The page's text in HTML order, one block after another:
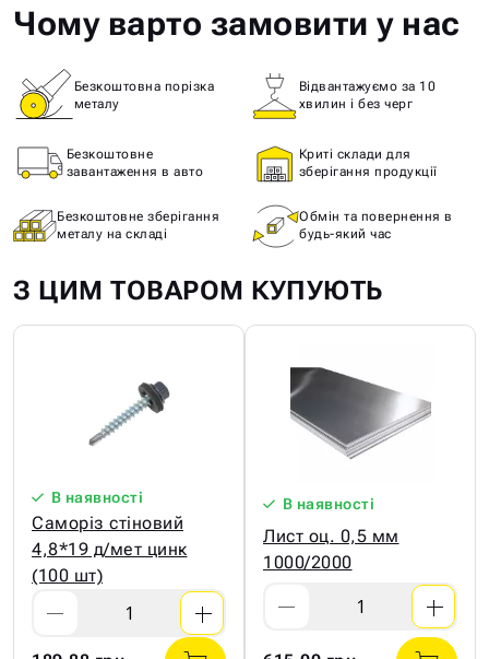
Чому варто замовити у нас
Безкоштовна порізка
металу
Відвантажуємо за 10
хвилин і без черг
Безкоштовне
завантаження в авто
Криті склади для
зберігання продукції
Безкоштовне зберігання
металу на складі
Обмін та повернення в
будь-який час
З ЦИМ ТОВАРОМ КУПУЮТЬ
В наявності
Саморіз стіновий
4,8*19 д/мет цинк
(100 шт)
В наявності
Лист оц. 0,5 мм
1000/2000